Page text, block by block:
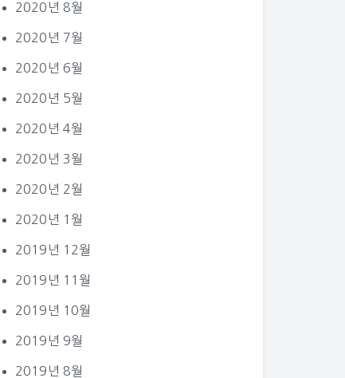
2020년 8월
2020년 7월
2020년 6월
2020년 5월
2020년 4월
2020년 3월
2020년 2월
2020년 1월
2019년 12월
2019년 11월
2019년 10월
2019년 9월
2019년 8월